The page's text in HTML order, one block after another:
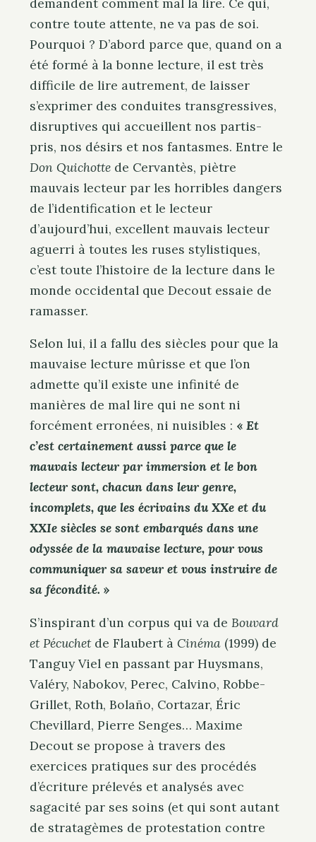
contre toute attente, ne va pas de soi.
Pourquoi ? D’abord parce que, quand on a
été formé à la bonne lecture, il est très
difficile de lire autrement, de laisser
s’exprimer des conduites transgressives,
disruptives qui accueillent nos partis-
pris, nos désirs et nos fantasmes. Entre le
Don Quichotte de Cervantès, piètre
mauvais lecteur par les horribles dangers
de l’identification et le lecteur
d’aujourd’hui, excellent mauvais lecteur
aguerri à toutes les ruses stylistiques,
c’est toute l’histoire de la lecture dans le
monde occidental que Decout essaie de
ramasser.
Selon lui, il a fallu des siècles pour que la
mauvaise lecture mûrisse et que l’on
admette qu’il existe une infinité de
manières de mal lire qui ne sont ni
forcément erronées, ni nuisibles : « Et
c’est certainement aussi parce que le
mauvais lecteur par immersion et le bon
lecteur sont, chacun dans leur genre,
incomplets, que les écrivains du XXe et du
XXIe siècles se sont embarqués dans une
odyssée de la mauvaise lecture, pour vous
communiquer sa saveur et vous instruire de
sa fécondité. »
S’inspirant d’un corpus qui va de Bouvard
et Pécuchetde Flaubert à Cinéma (1999) de
Tanguy Viel en passant par Huysmans,
Valéry, Nabokov, Perec, Calvino, Robbe-
Grillet, Roth, Bolaño, Cortazar, Éric
Chevillard, Pierre Senges… Maxime
Decout se propose à travers des
exercices pratiques sur des procédés
d’écriture prélevés et analysés avec
sagacité par ses soins (et qui sont autant
de stratagèmes de protestation contre